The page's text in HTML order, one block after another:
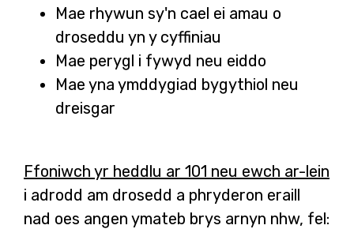
Mae rhywun sy'n cael ei amau o
droseddu yn y cyffiniau
Mae perygl i fywyd neu eiddo
Mae yna ymddygiad bygythiol neu
dreisgar
Ffoniwch yr heddlu ar 101 neu ewch ar-lein
i adrodd am drosedd a phryderon eraill
nad oes angen ymateb brys arnyn nhw, fel: